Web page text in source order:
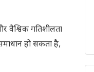
वैश्विक गतिशीलता
हो सकता है,